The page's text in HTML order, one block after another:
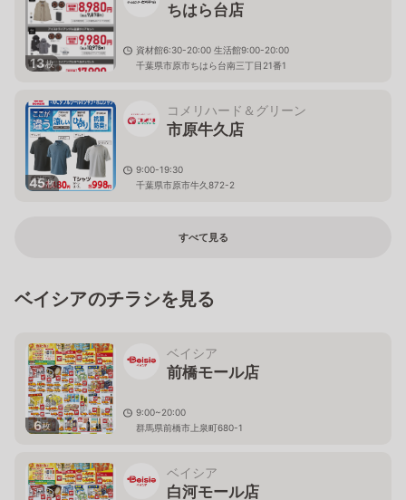
13枚
ちはら台店
資材館6:30-20:00 生活館9:00-20:00
千葉県市原市ちはら台南三丁目21番1
45枚
コメリハード＆グリーン
市原牛久店
9:00-19:30
千葉県市原市牛久872-2
すべて見る
ベイシアのチラシを見る
6枚
ベイシア
前橋モール店
9:00~20:00
群馬県前橋市上泉町680-1
ベイシア
白河モール店